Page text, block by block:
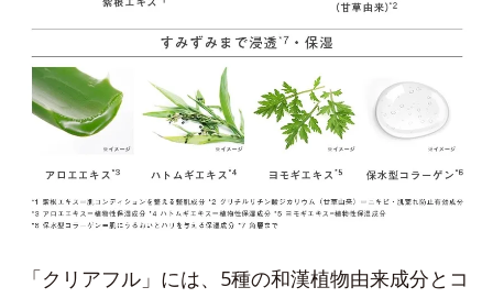
「クリアフル」には、5種の和漢植物由来成分とコ